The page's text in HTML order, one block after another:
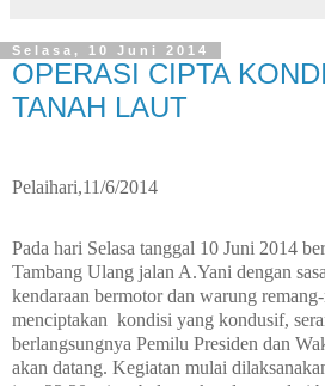
Selasa, 10 Juni 2014
OPERASI CIPTA
TANAH LAUT
Pelaihari,11/6/2014
Pada hari Selasa tanggal 10 Juni 2014
Tambang Ulang jalan A.Yani dengan
kendaraan bermotor dan warung
menciptakan kondisi yang kondusif,
berlangsungnya Pemilu Presiden dan
akan datang. Kegiatan mulai